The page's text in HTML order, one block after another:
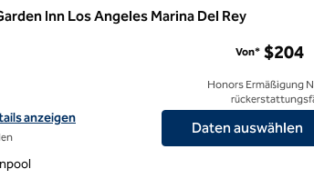
Inn Los Angeles Marina Del Rey
für das Hilton Garden Inn Los Angeles Marina Del Rey
anzeigen
Von* $204
Honors Ermäßigung
Daten auswählen